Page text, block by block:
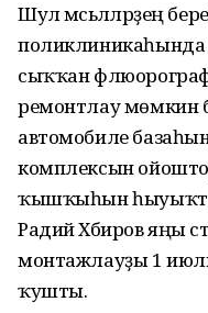
Шул мәсьәләләрҙең
поликлиникаһында
сыҡҡан
ремонтлау мөмкин
автомобиле
комплексын
ҡышҡыһын һыуыҡта
Радий Хәбиров яңы
монтажлауҙы 1
ҡушты.